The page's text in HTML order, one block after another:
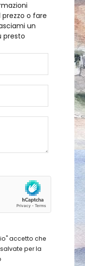
prezzo o fare
un
presto
accetto che
per la